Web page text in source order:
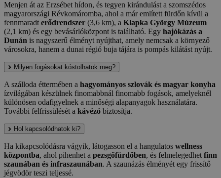
Menjen át az Erzsébet hídon, és tegyen kirándulást a szomszédos
magyarországi Révkomáromba, ahol a már említett fürdőn kívül a
fennmaradt erődrendszer (3,6 km), a Klapka György Múzeum
(2,1 km) és egy bevásárlóközpont is található. Egy hajókázás a
Dunán is nagyszerű élményt nyújthat, amely nemcsak a környező
városokra, hanem a dunai régió buja tájára is pompás kilátást nyújt.
Milyen fogásokat kóstolhatok meg?
A szálloda éttermében a hagyományos szlovák és magyar konyha
ízvilágában készülnek finomabbnál finomabb fogások, amelyeknél
különösen odafigyelnek a minőségi alapanyagok használatára.
További felfrissülését a kávézó biztosítja.
Hol kapcsolódhatok ki?
Ha kikapcsolódásra vágyik, látogasson el a hangulatos wellness
központba, ahol pihenhet a pezsgőfürdőben, és felmelegedhet finn
szaunában és infraszaunában. A szaunázás élményét egy frissítő
jégvödör teszi teljessé.